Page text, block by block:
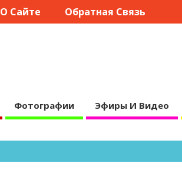
О Сайте Обратная Связь
Фотографии Эфиры И Видео